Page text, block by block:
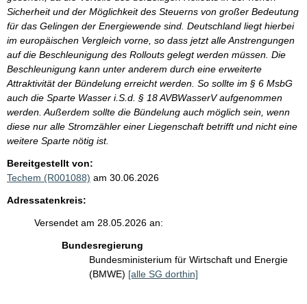
Sicherheit und der Möglichkeit des Steuerns von großer Bedeutung
für das Gelingen der Energiewende sind. Deutschland liegt hierbei
im europäischen Vergleich vorne, so dass jetzt alle Anstrengungen
auf die Beschleunigung des Rollouts gelegt werden müssen. Die
Beschleunigung kann unter anderem durch eine erweiterte
Attraktivität der Bündelung erreicht werden. So sollte im § 6 MsbG
auch die Sparte Wasser i.S.d. § 18 AVBWasserV aufgenommen
werden. Außerdem sollte die Bündelung auch möglich sein, wenn
diese nur alle Stromzähler einer Liegenschaft betrifft und nicht eine
weitere Sparte nötig ist.
Bereitgestellt von:
Techem (R001088) am 30.06.2026
Adressatenkreis:
Versendet am 28.05.2026 an:
Bundesregierung
Bundesministerium für Wirtschaft und Energie
(BMWE) [alle SG dorthin]